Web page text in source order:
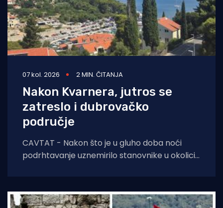
07 kol. 2026 2 MIN. ČITANJA
Nakon Kvarnera, jutros se
zatreslo i dubrovačko
područje
CAVTAT - Nakon što je u gluho doba noći
podrhtavanje uznemirilo stanovnike u okolici